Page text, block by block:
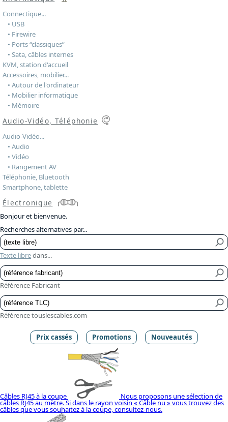
Connectique...
• USB
• Firewire
• Ports “classiques”
• Sata, câbles internes
KVM, station d'accueil
Accessoires, mobilier...
• Autour de l'ordinateur
• Mobilier informatique
• Mémoire
Audio-Vidéo, Téléphonie
Audio-Vidéo...
• Audio
• Vidéo
• Rangement AV
Téléphonie, Bluetooth
Smartphone, tablette
Électronique
Bonjour et bienvenue.
Recherches alternatives par...
Texte libredans...
Référence Fabricant
Référence touslescables.com
Prix cassés Promotions Nouveautés
Câbles RJ45 à la coupe Nous proposons une sélection de
câbles RJ45 au mètre. Si dans le rayon voisin « Câble nu » vous trouvez des
câbles que vous souhaitez à la coupe, consultez-nous.